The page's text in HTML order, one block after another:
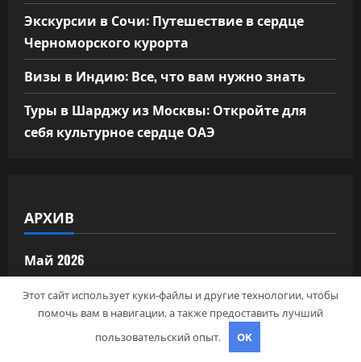
Экскурсии в Сочи: Путешествие в сердце
Черноморского курорта
Визы в Индию: Все, что вам нужно знать
Туры в Шарджу из Москвы: Откройте для
себя культурное сердце ОАЭ
АРХИВ
Май 2026
Апрель 2026
Сентябрь 2024
Этот сайт использует куки-файлы и другие технологии, чтобы
помочь вам в навигации, а также предоставить лучший
пользовательский опыт.
OK